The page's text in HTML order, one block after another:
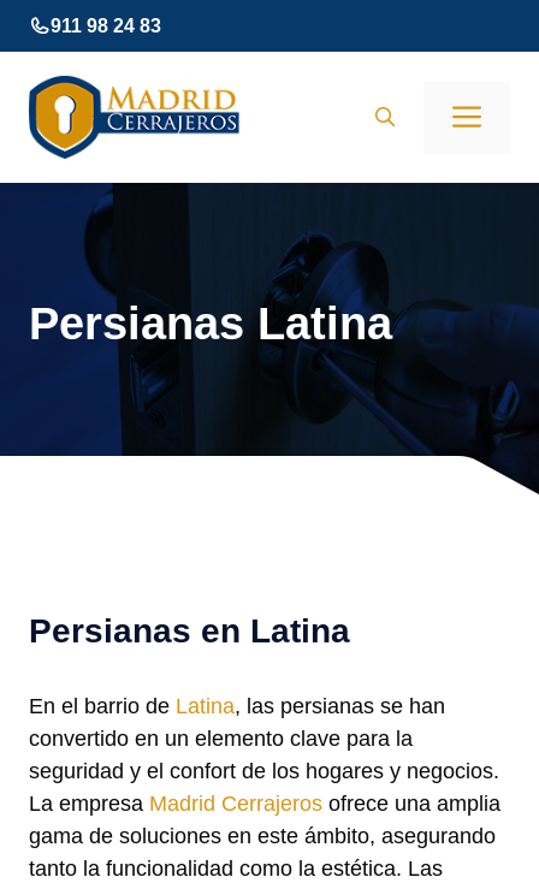
Saltar
al
contenido
911 98 24 83
Persianas Latina
Persianas en Latina
En el barrio de Latina, las persianas se han
convertido en un elemento clave para la
seguridad y el confort de los hogares y negocios.
La empresa Madrid Cerrajeros ofrece una amplia
gama de soluciones en este ámbito, asegurando
tanto la funcionalidad como la estética. Las